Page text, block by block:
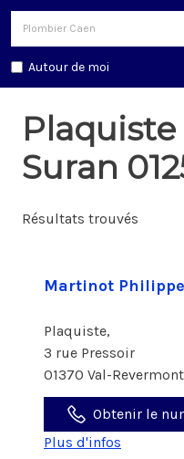
Autour de moi
Suran
Résultats trouvés
Martinot Philippe
Plaquiste,
3 rue Pressoir
01370 Val-Revermont
Obtenir le
Plus d'infos